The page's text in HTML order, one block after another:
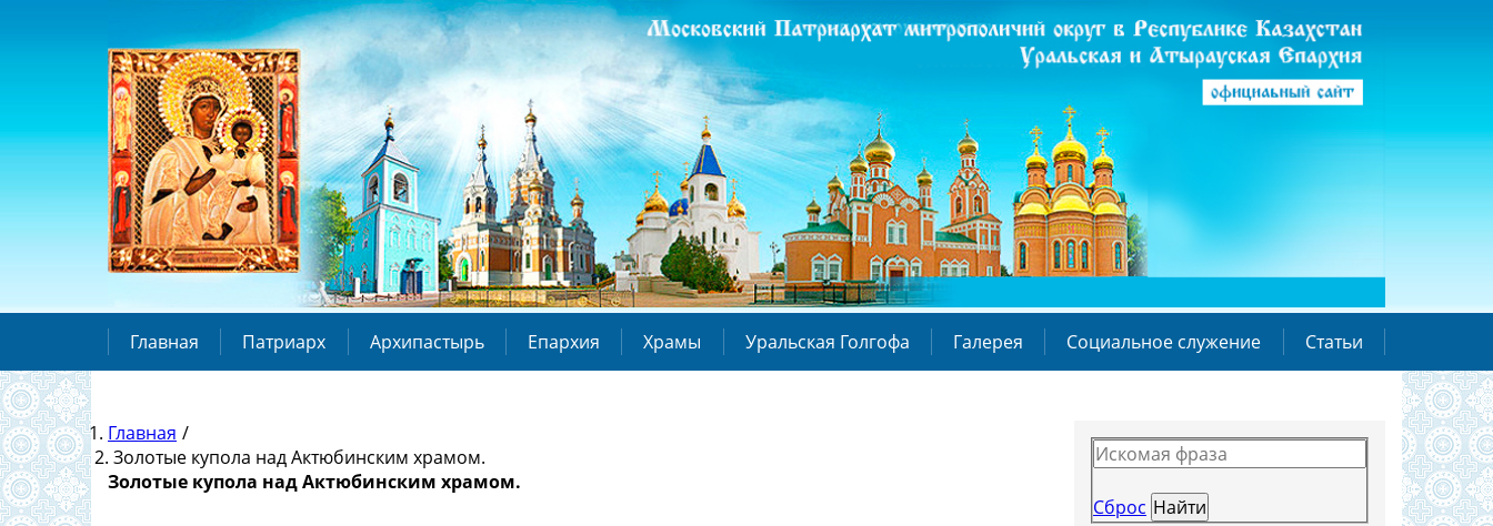
Главная Патриарх Архипастырь Епархия Храмы Уральская Голгофа Галерея Социальное служение Статьи
Главная /
Золотые купола над Актюбинским храмом.
Золотые купола над Актюбинским храмом.
Сброс